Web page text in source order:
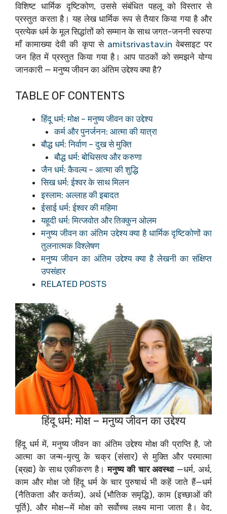
विशिष्ट धार्मिक दृष्टिकोण, उससे संबंधित पहलू को विस्तार से
प्रस्तुत करता है। यह लेख धार्मिक रूप से तैयार किया गया है और
प्रत्येक धर्म के मूल सिद्धांतों को सम्मान के साथ जगत-जननी स्वरुपा
माँ कामाख्या देवी की कृपा से amitsrivastav.in वेबसाइट पर
जन हित में प्रस्तुत किया गया है। आप पाठकों को समझने योग्य
जानकारी — मनुष्य जीवन का अंतिम उद्देश्य क्या है?
TABLE OF CONTENTS
हिंदू धर्म: मोक्ष – मनुष्य जीवन का उद्देश्य
कर्म और पुनर्जनन: आत्मा की यात्रा
बौद्ध धर्म: निर्वाण – दुख से मुक्ति
बौद्ध धर्म: बोधिसत्व और करुणा
जैन धर्म: कैवल्य – आत्मा की शुद्धि
सिख धर्म: ईश्वर के साथ मिलन
इस्लाम: अल्लाह की इबादत
ईसाई धर्म: ईश्वर की महिमा
यहूदी धर्म: मित्जवोत और तिक्कुन ओलम
मनुष्य जीवन का अंतिम उद्देश्य क्या है धार्मिक दृष्टिकोणों का
तुलनात्मक विश्लेषण
मनुष्य जीवन का अंतिम उद्देश्य क्या है लेखनी का संक्षिप्त
उपसंहार
RELATED POSTS
हिंदू धर्म: मोक्ष – मनुष्य जीवन का उद्देश्य
हिंदू धर्म में, मनुष्य जीवन का अंतिम उद्देश्य मोक्ष की प्राप्ति है, जो
आत्मा का जन्म-मृत्यु के चक्र (संसार) से मुक्ति और परमात्मा
(ब्रह्म) के साथ एकीकरण है।मनुष्य की चार अवस्था—धर्म, अर्थ,
काम और मोक्ष जो हिंदू धर्म के चार पुरुषार्थ भी कहें जाते हैं—धर्म
(नैतिकता और कर्तव्य), अर्थ (भौतिक समृद्धि), काम (इच्छाओं की
पूर्ति), और मोक्ष—में मोक्ष को सर्वोच्च लक्ष्य माना जाता है। वेद,